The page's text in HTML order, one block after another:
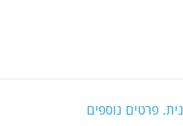
פרטים נוספים